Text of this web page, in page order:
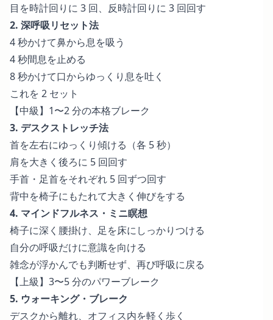
目を時計回りに 3 回、反時計回りに 3 回回す
2. 深呼吸リセット法
4 秒かけて鼻から息を吸う
4 秒間息を止める
8 秒かけて口からゆっくり息を吐く
これを 2 セット
【中級】1〜2 分の本格ブレーク
3. デスクストレッチ法
首を左右にゆっくり傾ける（各 5 秒）
肩を大きく後ろに 5 回回す
手首・足首をそれぞれ 5 回ずつ回す
背中を椅子にもたれて大きく伸びをする
4. マインドフルネス・ミニ瞑想
椅子に深く腰掛け、足を床にしっかりつける
自分の呼吸だけに意識を向ける
雑念が浮かんでも判断せず、再び呼吸に戻る
【上級】3〜5 分のパワーブレーク
5. ウォーキング・ブレーク
デスクから離れ、オフィス内を軽く歩く